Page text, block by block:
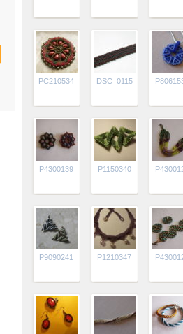
PC210534 DSC_0115
P4300139 P1150340
P9090241 P1210347